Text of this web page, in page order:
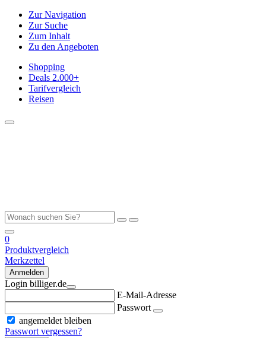
Zur Navigation
Zur Suche
Zum Inhalt
Zu den Angeboten
Shopping
Deals 2.000+
Tarifvergleich
Reisen
0
Produktvergleich
Merkzettel
Anmelden
Login billiger.de
E-Mail-Adresse
Passwort
angemeldet bleiben
Passwort vergessen?